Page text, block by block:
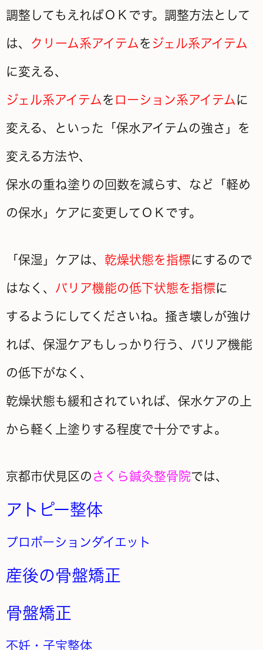
調整してもえればＯＫです。調整方法として
は、 クリーム系アイテムを ジェル系アイテム
に変える、
ジェル系アイテムを ローション系アイテムに
変える、といった「保水アイテムの強さ」を
変える方法や、
保水の重ね塗りの回数を減らす、など「軽め
の保水」ケアに変更してＯＫです。
「保湿」ケアは、 乾燥状態を指標にするので
はなく、 バリア機能の低下状態を指標に
するようにしてくださいね。掻き壊しが強け
れば、保湿ケアもしっかり行う、バリア機能
の低下がなく、
乾燥状態も緩和されていれば、保水ケアの上
から軽く上塗りする程度で十分ですよ。
京都市伏見区の さくら鍼灸整骨院では、
アトピー整体
プロポーションダイエット
産後の骨盤矯正
骨盤矯正
不妊・子宝整体